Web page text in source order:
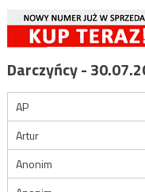
Darczyńcy -
AP
Artur
Anonim